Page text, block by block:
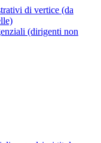
di vertice (da
(dirigenti non